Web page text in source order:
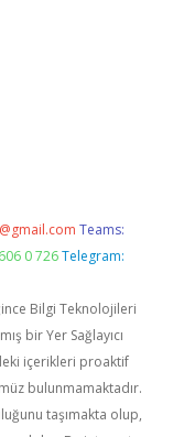
Teams:
0 726 Telegram:
Bilgi Teknolojileri
bir Yer Sağlayıcı
içerikleri proaktif
bulunmamaktadır.
taşımakta olup,